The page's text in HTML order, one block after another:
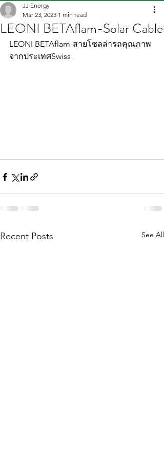
LEONI BETAflam-Solar Cable
JJ Energy
Mar 23, 2023 1 min read
LEONI BETAflam-สายโซลล่ารถคุณภาพ
จากประเทศSwiss
Recent Posts See All